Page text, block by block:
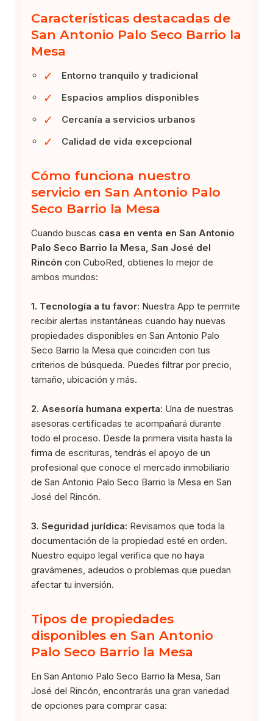
Características destacadas de
San Antonio Palo Seco Barrio la
Mesa
✓ Entorno tranquilo y tradicional
✓ Espacios amplios disponibles
✓ Cercanía a servicios urbanos
✓ Calidad de vida excepcional
Cómo funciona nuestro
servicio en San Antonio Palo
Seco Barrio la Mesa
Cuando buscas casa en venta en San Antonio
Palo Seco Barrio la Mesa, San José del
Rincón con CuboRed, obtienes lo mejor de
ambos mundos:
1. Tecnología a tu favor: Nuestra App te permite
recibir alertas instantáneas cuando hay nuevas
propiedades disponibles en San Antonio Palo
Seco Barrio la Mesa que coinciden con tus
criterios de búsqueda. Puedes filtrar por precio,
tamaño, ubicación y más.
2. Asesoría humana experta: Una de nuestras
asesoras certificadas te acompañará durante
todo el proceso. Desde la primera visita hasta la
firma de escrituras, tendrás el apoyo de un
profesional que conoce el mercado inmobiliario
de San Antonio Palo Seco Barrio la Mesa en San
José del Rincón.
3. Seguridad jurídica: Revisamos que toda la
documentación de la propiedad esté en orden.
Nuestro equipo legal verifica que no haya
gravámenes, adeudos o problemas que puedan
afectar tu inversión.
Tipos de propiedades
disponibles en San Antonio
Palo Seco Barrio la Mesa
En San Antonio Palo Seco Barrio la Mesa, San
José del Rincón, encontrarás una gran variedad
de opciones para comprar casa: